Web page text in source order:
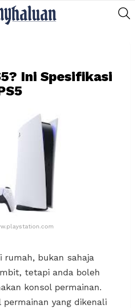
Ini Spesifikasi
rumah, bukan sahaja
tetapi anda boleh
konsol permainan.
yang dikenali